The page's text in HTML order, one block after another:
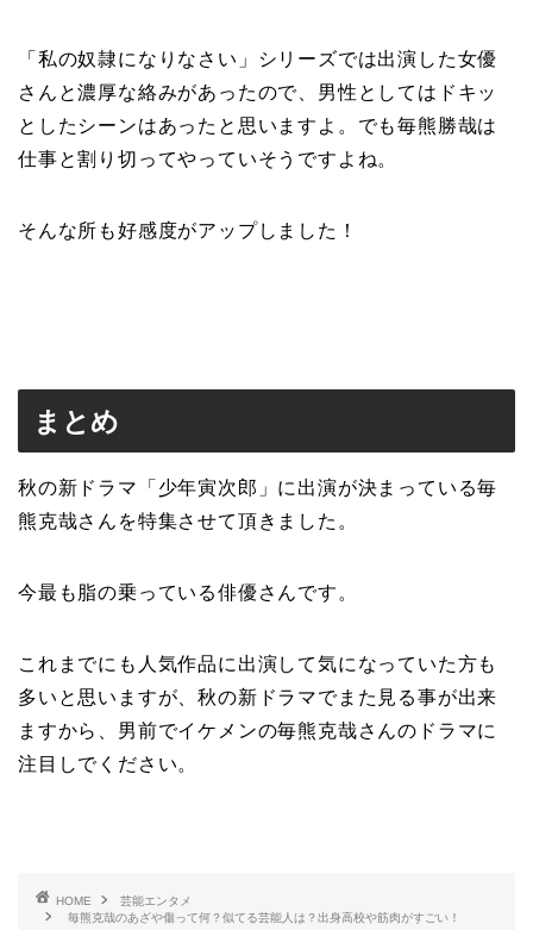
「私の奴隷になりなさい」シリーズでは出演した女優
さんと濃厚な絡みがあったので、男性としてはドキッ
としたシーンはあったと思いますよ。でも毎熊勝哉は
仕事と割り切ってやっていそうですよね。
そんな所も好感度がアップしました！
まとめ
秋の新ドラマ「少年寅次郎」に出演が決まっている毎
熊克哉さんを特集させて頂きました。
今最も脂の乗っている俳優さんです。
これまでにも人気作品に出演して気になっていた方も
多いと思いますが、秋の新ドラマでまた見る事が出来
ますから、男前でイケメンの毎熊克哉さんのドラマに
注目しでください。
HOME
芸能エンタメ
毎熊克哉のあざや傷って何？似てる芸能人は？出身高校や筋肉がすごい！